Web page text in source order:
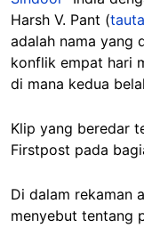
Harsh V. Pant (
adalah nama yang
konflik empat hari
di mana kedua
Klip yang beredar
Firstpost pada
Di dalam rekaman
menyebut tentang